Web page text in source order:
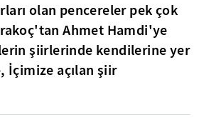
olan pencereler pek çok
Ahmet Hamdi'ye
şiirlerinde kendilerine yer
İçimize açılan şiir